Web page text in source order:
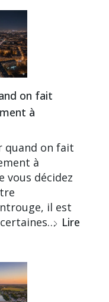
on fait
à
quand on fait
à
vous décidez
il est
Lire